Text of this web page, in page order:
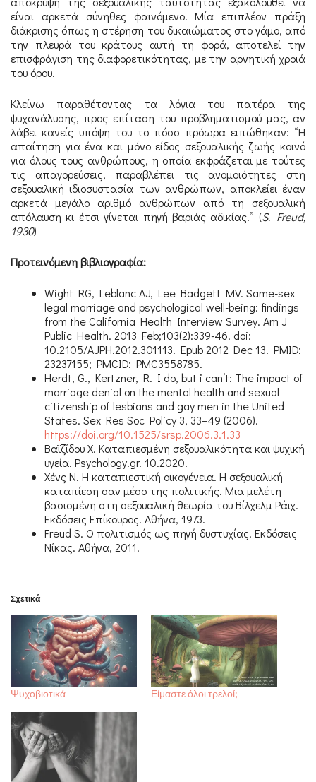
είναι αρκετά σύνηθες φαινόμενο. Μία επιπλέον πράξη
διάκρισης όπως η στέρηση του δικαιώματος στο γάμο, από
την πλευρά του κράτους αυτή τη φορά, αποτελεί την
επισφράγιση της διαφορετικότητας, με την αρνητική χροιά
του όρου.
Κλείνω παραθέτοντας τα λόγια του πατέρα της
ψυχανάλυσης, προς επίταση του προβληματισμού μας, αν
λάβει κανείς υπόψη του το πόσο πρόωρα ειπώθηκαν: “Η
απαίτηση για ένα και μόνο είδος σεξουαλικής ζωής κοινό
για όλους τους ανθρώπους, η οποία εκφράζεται με τούτες
τις απαγορεύσεις, παραβλέπει τις ανομοιότητες στη
σεξουαλική ιδιοσυστασία των ανθρώπων, αποκλείει έναν
αρκετά μεγάλο αριθμό ανθρώπων από τη σεξουαλική
απόλαυση κι έτσι γίνεται πηγή βαριάς αδικίας.” (S. Freud,
1930)
Προτεινόμενη βιβλιογραφία:
Wight RG, Leblanc AJ, Lee Badgett MV. Same-sex
legal marriage and psychological well-being: findings
from the California Health Interview Survey. Am J
Public Health. 2013 Feb;103(2):339-46. doi:
10.2105/AJPH.2012.301113. Epub 2012 Dec 13. PMID:
23237155; PMCID: PMC3558785.
Herdt, G., Kertzner, R. I do, but i can’t: The impact of
marriage denial on the mental health and sexual
citizenship of lesbians and gay men in the United
States. Sex Res Soc Policy 3, 33–49 (2006).
https://doi.org/10.1525/srsp.2006.3.1.33
Βαϊζίδου Χ. Καταπιεσμένη σεξουαλικότητα και ψυχική
υγεία. Psychology.gr. 10.2020.
Χένς Ν. Η καταπιεστική οικογένεια. Η σεξουαλική
καταπίεση σαν μέσο της πολιτικής. Μια μελέτη
βασισμένη στη σεξουαλική θεωρία του Βίλχελμ Ράιχ.
Εκδόσεις Επίκουρος. Αθήνα, 1973.
Freud S. Ο πολιτισμός ως πηγή δυστυχίας. Εκδόσεις
Νίκας. Αθήνα, 2011.
Σχετικά
Ψυχοβιοτικά Είμαστε όλοι τρελοί;